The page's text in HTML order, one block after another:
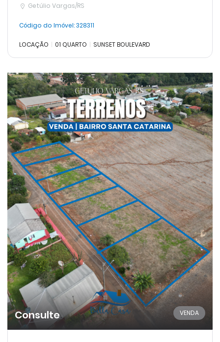
Getúlio Vargas/RS
Código do Imóvel:328311
LOCAÇÃO 01 QUARTO SUNSET BOULEVARD
Consulte VENDA